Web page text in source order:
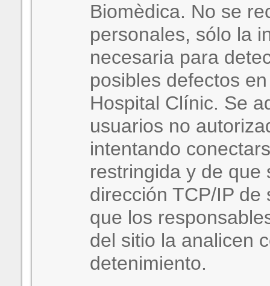
Biomèdica. No se
personales, sólo la
necesaria para
posibles defectos
Hospital Clínic. Se
usuarios no
intentando
restringida y de que
dirección TCP/IP
que los
del sitio la analicen
detenimiento.